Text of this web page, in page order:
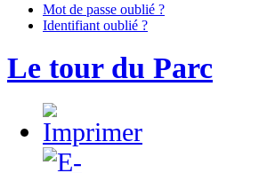
Mot de passe oublié ?
Identifiant oublié ?
Le tour du Parc